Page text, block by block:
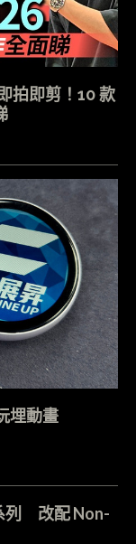
拍即剪！10 款
埋動畫
列 改配 Non-